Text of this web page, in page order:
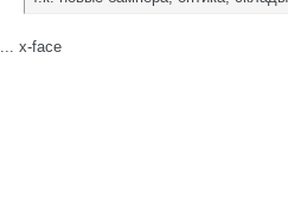
... x-face